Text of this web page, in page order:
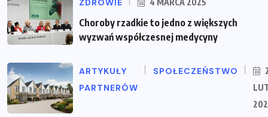
ZDROWIE 4 MARCA 2025
Choroby rzadkie to jedno z większych
wyzwań współczesnej medycyny
ARTYKUŁY
PARTNERÓW
SPOŁECZEŃSTWO